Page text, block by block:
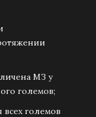
МЗ у
големов;
големов